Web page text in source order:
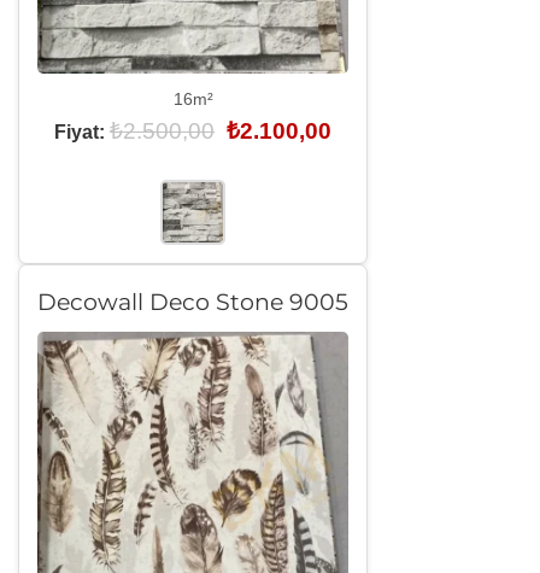
16m²
Fiyat:₺2.500,00 Orijinal
₺2.100,00Şu
Decowall Deco Stone 9005